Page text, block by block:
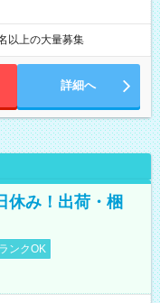
以上の大量募集
詳細へ
休み！出荷・梱
ンクOK